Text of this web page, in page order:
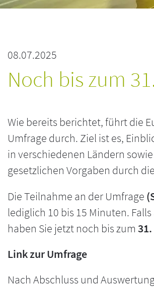
08.07.2025
Noch bis zum
Wie bereits berichtet, führt die
Umfrage durch. Ziel ist es,
in verschiedenen Ländern
gesetzlichen Vorgaben durch
Die Teilnahme an der Umfrage
lediglich 10 bis 15 Minuten.
haben Sie jetzt noch bis zum
Link zur Umfrage
Nach Abschluss und